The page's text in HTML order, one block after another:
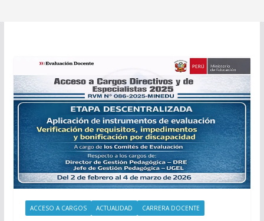
ACCESO A CARGOS ACTUALIDAD CARRERA DOCENTE